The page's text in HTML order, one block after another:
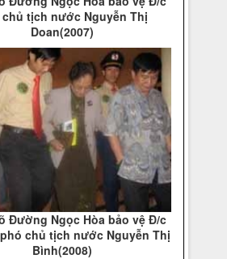
Đường Ngọc Hòa bảo vệ Đ/c
phó chủ tịch nước Nguyễn Thị
Bình(2008)